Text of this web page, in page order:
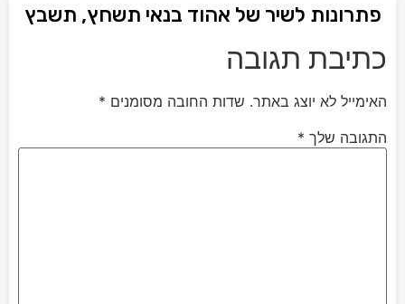
פתרונות לשיר של אהוד בנאי תשחץ, תשבץ
כתיבת תגובה
האימייל לא יוצג באתר. שדות החובה מסומנים *
התגובה שלך *